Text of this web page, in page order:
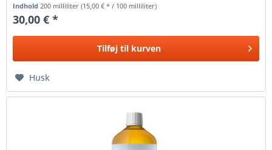
Indhold 200 milliliter(15,00 € * / 100 milliliter)
30,00 € *
Tilføj til kurven
Husk